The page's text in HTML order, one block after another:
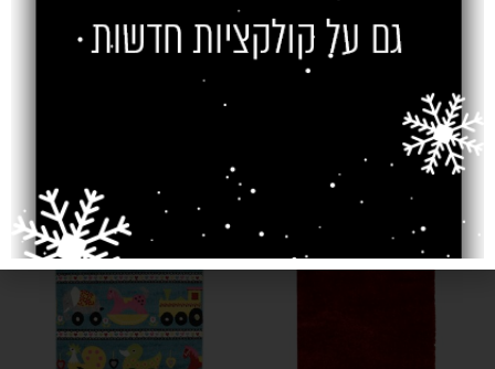
צרו קשר
מוצרים קשורים
SOLD OUT
SOLD OUT